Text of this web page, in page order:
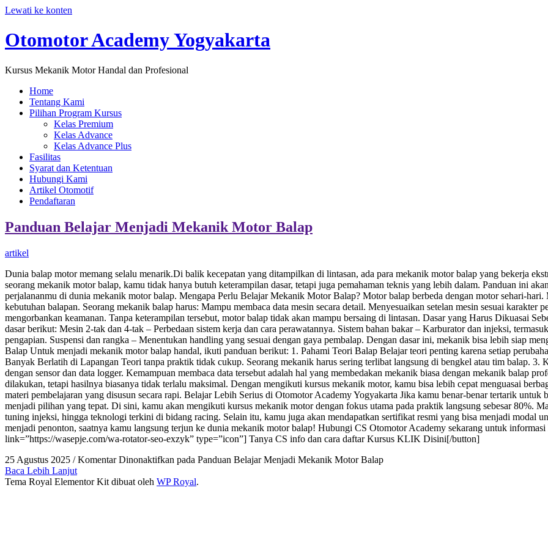
Lewati ke konten
Otomotor Academy Yogyakarta
Kursus Mekanik Motor Handal dan Profesional
Home
Tentang Kami
Pilihan Program Kursus
Kelas Premium
Kelas Advance
Kelas Advance Plus
Fasilitas
Syarat dan Ketentuan
Hubungi Kami
Artikel Otomotif
Pendaftaran
Panduan Belajar Menjadi Mekanik Motor Balap
artikel
Dunia balap motor memang selalu menarik.Di balik kecepatan yang ditampilkan di lintasan, ada para mekanik motor balap yang bekerja
seorang mekanik motor balap, kamu tidak hanya butuh keterampilan dasar, tetapi juga pemahaman teknis yang lebih dalam. Panduan ini
perjalananmu di dunia mekanik motor balap. Mengapa Perlu Belajar Mekanik Motor Balap? Motor balap berbeda dengan motor sehari-hari.
kebutuhan balapan. Seorang mekanik balap harus: Mampu membaca data mesin secara detail. Menyesuaikan setelan mesin sesuai karakter
mengorbankan keamanan. Tanpa keterampilan tersebut, motor balap tidak akan mampu bersaing di lintasan. Dasar yang Harus Dikuasai
dasar berikut: Mesin 2-tak dan 4-tak – Perbedaan sistem kerja dan cara perawatannya. Sistem bahan bakar – Karburator dan injeksi,
pengapian. Suspensi dan rangka – Menentukan handling yang sesuai dengan gaya pembalap. Dengan dasar ini, mekanik bisa lebih siap
Balap Untuk menjadi mekanik motor balap handal, ikuti panduan berikut: 1. Pahami Teori Balap Belajar teori penting karena setiap
Banyak Berlatih di Lapangan Teori tanpa praktik tidak cukup. Seorang mekanik harus sering terlibat langsung di bengkel atau tim balap. 3.
dengan sensor dan data logger. Kemampuan membaca data tersebut adalah hal yang membedakan mekanik biasa dengan mekanik balap
dilakukan, tetapi hasilnya biasanya tidak terlalu maksimal. Dengan mengikuti kursus mekanik motor, kamu bisa lebih cepat menguasai
materi pembelajaran yang disusun secara rapi. Belajar Lebih Serius di Otomotor Academy Yogyakarta Jika kamu benar-benar tertarik
menjadi pilihan yang tepat. Di sini, kamu akan mengikuti kursus mekanik motor dengan fokus utama pada praktik langsung sebesar 80%.
tuning injeksi, hingga teknologi terkini di bidang racing. Selain itu, kamu juga akan mendapatkan sertifikat resmi yang bisa menjadi modal
menjadi penonton, saatnya kamu langsung terjun ke dunia mekanik motor balap! Hubungi CS Otomotor Academy sekarang untuk
link=”https://wasepje.com/wa-rotator-seo-exzyk” type=”icon”] Tanya CS info dan cara daftar Kursus KLIK Disini[/button]
25 Agustus 2025 / Komentar Dinonaktifkan pada Panduan Belajar Menjadi Mekanik Motor Balap
Baca Lebih Lanjut
Tema Royal Elementor Kit dibuat oleh WP Royal.